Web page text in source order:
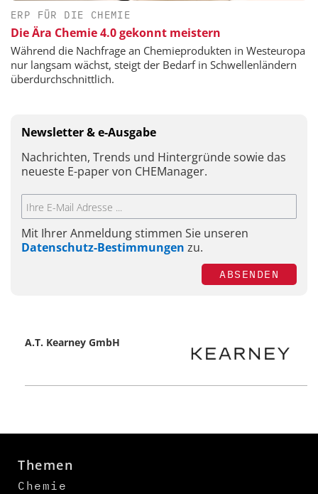
ERP FÜR DIE CHEMIE
Die Ära Chemie 4.0 gekonnt meistern
Während die Nachfrage an Chemieprodukten in Westeuropa
nur langsam wächst, steigt der Bedarf in Schwellenländern
überdurchschnittlich.
Newsletter & e-Ausgabe
Nachrichten, Trends und Hintergründe sowie das
neueste E-paper von CHEManager.
Mit Ihrer Anmeldung stimmen Sie unseren
Datenschutz-Bestimmungen zu.
ABSENDEN
A.T. Kearney GmbH
Themen
Chemie